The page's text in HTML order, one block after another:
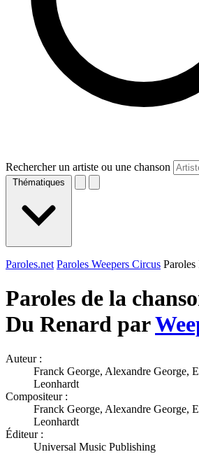
Rechercher un artiste ou une chanson
Thématiques
Paroles.net Paroles Weepers Circus Paroles
Paroles de la
Du Renard par
Auteur :
Franck George, Alexandre George,
Leonhardt
Compositeur :
Franck George, Alexandre George,
Leonhardt
Éditeur :
Universal Music Publishing